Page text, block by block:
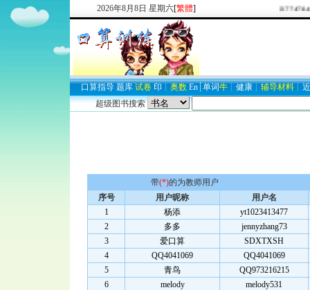
2026年8月 8日 星期六[繁體] 2937747849
口算指导 题库 试卷 印 ┊ 奥数 En ┊ 单词牛 ┊ 健康 ┊ 辅导材料 ┊
超级图书搜索
带(*)的为教师用户
序号
用户昵称
用户名
1
杨添
yt1023413477
2
多多
jennyzhang73
3
爱口算
SDXTXSH
4
QQ4041069
QQ4041069
5
青鸟
QQ973216215
6
melody
melody531